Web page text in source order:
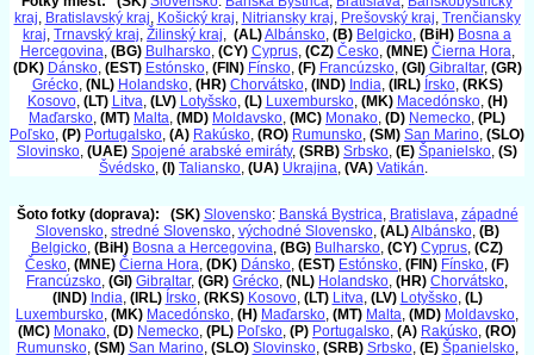
kraj, Bratislavský kraj, Košický kraj, Nitriansky kraj, Prešovský kraj, Trenčiansky
kraj, Trnavský kraj, Žilinský kraj, (AL)Albánsko, (B) Belgicko, (BiH) Bosna a
Hercegovina, (BG) Bulharsko, (CY) Cyprus, (CZ) Česko, (MNE) Čierna Hora,
(DK) Dánsko, (EST) Estónsko, (FIN) Fínsko, (F) Francúzsko, (GI) Gibraltar, (GR)
Grécko, (NL) Holandsko, (HR) Chorvátsko, (IND) India, (IRL) Írsko, (RKS)
Kosovo, (LT) Litva, (LV) Lotyšsko, (L) Luxembursko, (MK) Macedónsko, (H)
Maďarsko, (MT) Malta, (MD) Moldavsko, (MC) Monako, (D) Nemecko, (PL)
Poľsko, (P) Portugalsko, (A) Rakúsko, (RO) Rumunsko, (SM) San Marino, (SLO)
Slovinsko, (UAE) Spojené arabské emiráty, (SRB) Srbsko, (E) Španielsko, (S)
Švédsko, (I) Taliansko, (UA) Ukrajina, (VA) Vatikán.
Šoto fotky (doprava): (SK) Slovensko: Banská Bystrica, Bratislava, západné
Slovensko, stredné Slovensko, východné Slovensko, (AL)Albánsko, (B)
Belgicko, (BiH) Bosna a Hercegovina, (BG) Bulharsko, (CY) Cyprus, (CZ)
Česko, (MNE) Čierna Hora, (DK) Dánsko, (EST) Estónsko, (FIN) Fínsko, (F)
Francúzsko, (GI) Gibraltar, (GR) Grécko, (NL) Holandsko, (HR) Chorvátsko,
(IND) India, (IRL) Írsko, (RKS) Kosovo, (LT) Litva, (LV) Lotyšsko, (L)
Luxembursko, (MK) Macedónsko, (H) Maďarsko, (MT) Malta, (MD) Moldavsko,
(MC) Monako, (D) Nemecko, (PL) Poľsko, (P) Portugalsko, (A) Rakúsko, (RO)
Rumunsko, (SM) San Marino, (SLO) Slovinsko, (SRB) Srbsko, (E) Španielsko,